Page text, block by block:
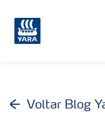
Voltar Blog